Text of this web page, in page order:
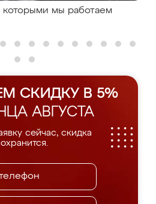
которыми мы работаем
СКИДКУ В 5%
АВГУСТА
сейчас, скидка